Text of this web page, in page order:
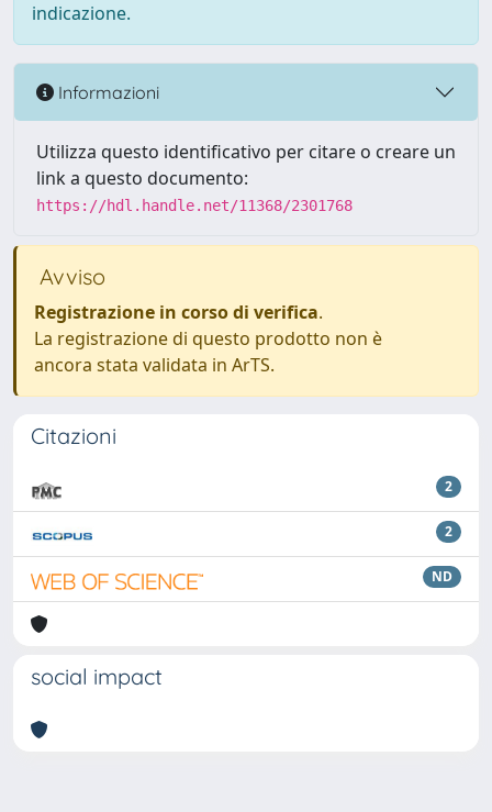
indicazione.
Informazioni
Utilizza questo identificativo per citare o creare un
link a questo documento:
https://hdl.handle.net/11368/2301768
Avviso
Registrazione in corso di verifica.
La registrazione di questo prodotto non è
ancora stata validata in ArTS.
Citazioni
2
2
ND
social impact